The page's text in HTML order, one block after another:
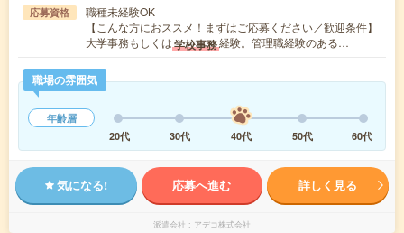
応募資格
職種未経験OK
【こんな方におススメ！まずはご応募ください／歓迎条件】
大学事務もしくは学校事務経験。管理職経験のある…
職場の雰囲気
年齢層
20代
30代 40代 50代 60代
気になる! 応募へ進む 詳しく見る
派遣会社 アデコ株式会社